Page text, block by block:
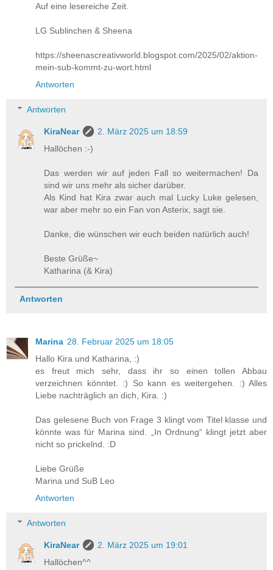
Auf eine lesereiche Zeit.
LG Sublinchen & Sheena
https://sheenascreativworld.blogspot.com/2025/02/aktion-
mein-sub-kommt-zu-wort.html
Antworten
Antworten
KiraNear
2. März 2025 um 18:59
Hallöchen :-)
Das werden wir auf jeden Fall so weitermachen! Da
sind wir uns mehr als sicher darüber.
Als Kind hat Kira zwar auch mal Lucky Luke gelesen,
war aber mehr so ein Fan von Asterix, sagt sie.
Danke, die wünschen wir euch beiden natürlich auch!
Beste Grüße~
Katharina (& Kira)
Antworten
Marina 28. Februar 2025 um 18:05
Hallo Kira und Katharina, :)
es freut mich sehr, dass ihr so einen tollen Abbau
verzeichnen könntet. :) So kann es weitergehen. :) Alles
Liebe nachträglich an dich, Kira. :)
Das gelesene Buch von Frage 3 klingt vom Titel klasse und
könnte was für Marina sind. „In Ordnung“ klingt jetzt aber
nicht so prickelnd. :D
Liebe Grüße
Marina und SuB Leo
Antworten
Antworten
KiraNear
2. März 2025 um 19:01
Hallöchen^^